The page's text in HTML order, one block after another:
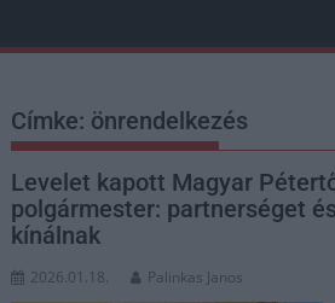
Címke: önrendelkezés
Levelet kapott Magyar
polgármester: partnerséget
kínálnak
2026.01.18. Palinkas Janos